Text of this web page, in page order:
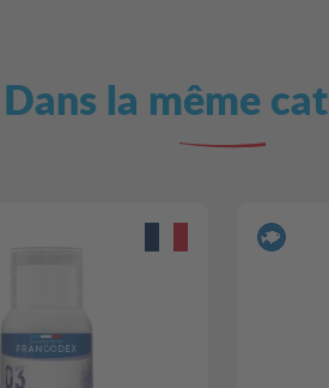
Dans la même